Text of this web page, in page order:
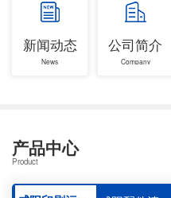
新闻动态
News
公司简介
Company
产品中心
Product